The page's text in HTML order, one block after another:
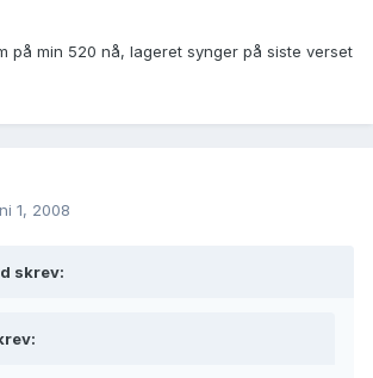
på min 520 nå, lageret synger på siste verset
1, 2008
skrev: